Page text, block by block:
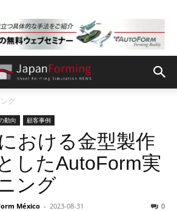
グ
動向 顧客事例
おける金型製作
したAutoForm実
ング
México - 2023-08-31 0